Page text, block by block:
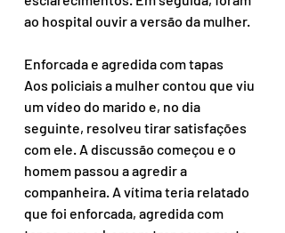
ao hospital ouvir a versão da mulher.
Enforcada e agredida com tapas
Aos policiais a mulher contou que viu
um vídeo do marido e, no dia
seguinte, resolveu tirar satisfações
com ele. A discussão começou e o
homem passou a agredir a
companheira. A vítima teria relatado
que foi enforcada, agredida com